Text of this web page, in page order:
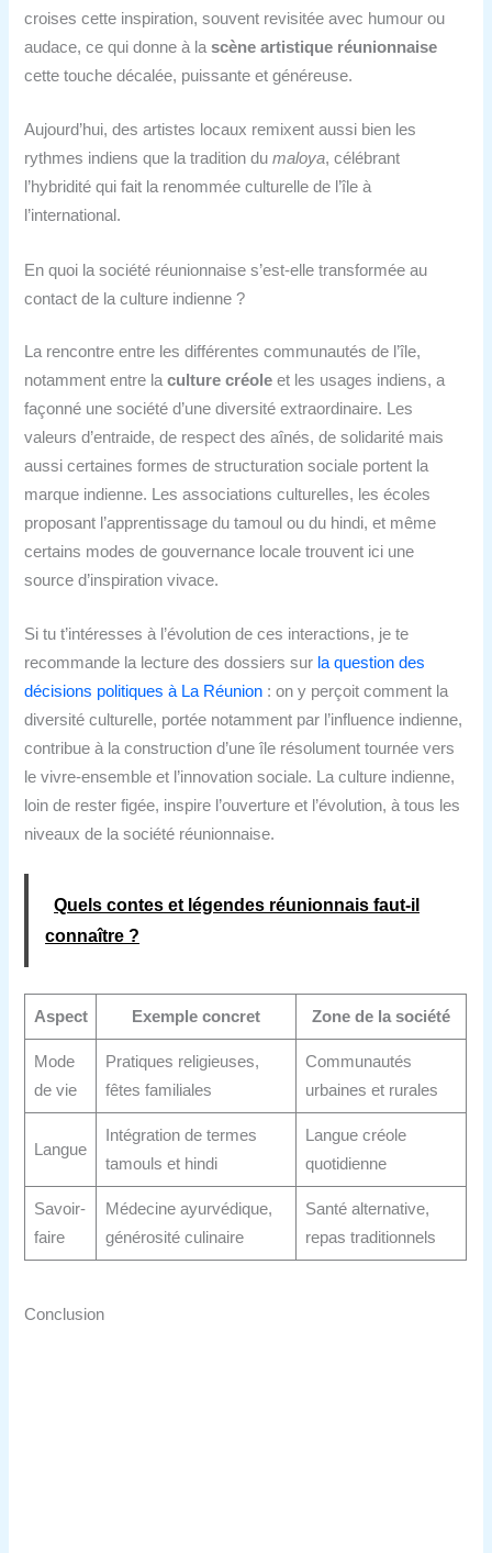
croises cette inspiration, souvent revisitée avec humour ou
audace, ce qui donne à lascène artistique réunionnaise
cette touche décalée, puissante et généreuse.
Aujourd’hui, des artistes locaux remixent aussi bien les
rythmes indiens que la tradition dumaloya, célébrant
l’hybridité qui fait la renommée culturelle de l’île à
l’international.
En quoi la société réunionnaise s’est‑elle transformée au
contact de la culture indienne ?
La rencontre entre les différentes communautés de l’île,
notamment entre laculture créole et les usages indiens, a
façonné une société d’une diversité extraordinaire. Les
valeurs d’entraide, de respect des aînés, de solidarité mais
aussi certaines formes de structuration sociale portent la
marque indienne. Les associations culturelles, les écoles
proposant l’apprentissage du tamoul ou du hindi, et même
certains modes de gouvernance locale trouvent ici une
source d’inspiration vivace.
Si tu t’intéresses à l’évolution de ces interactions, je te
recommande la lecture des dossiers sur la question des
décisions politiques à La Réunion : on y perçoit comment la
diversité culturelle, portée notamment par l’influence indienne,
contribue à la construction d’une île résolument tournée vers
le vivre-ensemble et l’innovation sociale. La culture indienne,
loin de rester figée, inspire l’ouverture et l’évolution, à tous les
niveaux de la société réunionnaise.
Quels contes et légendes réunionnais faut‑il
connaître ?
Aspect Exemple concret Zone de la société
Mode
de vie
Pratiques religieuses,
fêtes familiales
Communautés
urbaines et rurales
Langue
Intégration de termes
tamouls et hindi
Langue créole
quotidienne
Savoir-
faire
Médecine ayurvédique,
générosité culinaire
Santé alternative,
repas traditionnels
Conclusion